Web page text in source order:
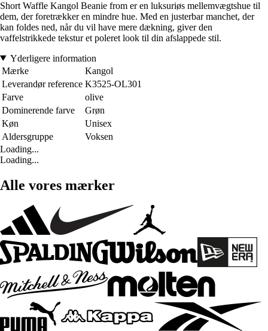
Short Waffle Kangol Beanie from er en luksuriøs mellemvægtshue til
dem, der foretrækker en mindre hue. Med en justerbar manchet, der
kan foldes ned, når du vil have mere dækning, giver den
vaffelstrikkede tekstur et poleret look til din afslappede stil.
Yderligere information
Mærke
Kangol
Leverandør reference K3525-OL301
Farve
olive
Dominerende farve
Grøn
Køn
Unisex
Aldersgruppe
Voksen
Loading...
Loading...
Alle vores mærker